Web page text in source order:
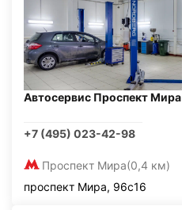
Автосервис Проспект Мира
+7 (495) 023-42-98
Проспект Мира(0,4 км)
проспект Мира, 96с16